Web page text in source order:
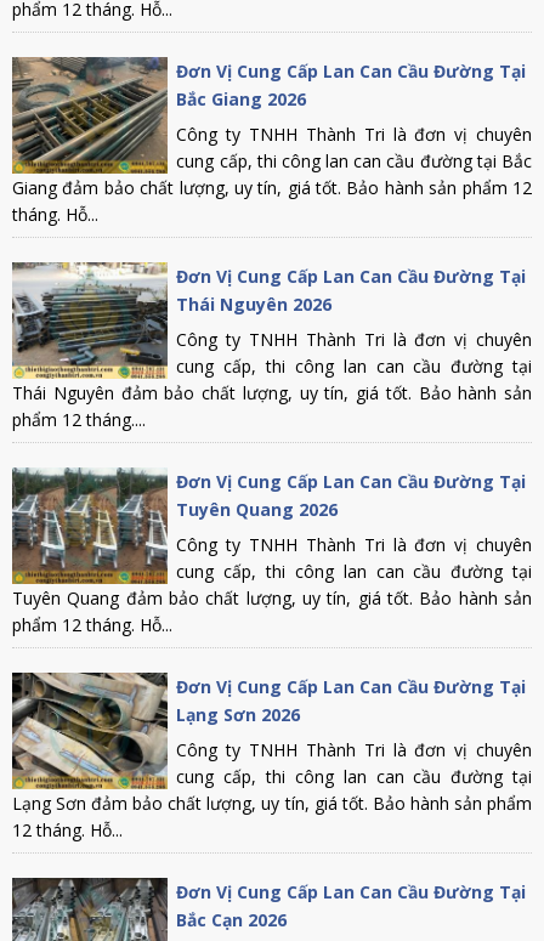
phẩm 12 tháng. Hỗ...
Đơn Vị Cung Cấp Lan Can Cầu Đường Tại
Bắc Giang 2026
Công ty TNHH Thành Tri là đơn vị chuyên
cung cấp, thi công lan can cầu đường tại Bắc
Giang đảm bảo chất lượng, uy tín, giá tốt. Bảo hành sản phẩm 12
tháng. Hỗ...
Đơn Vị Cung Cấp Lan Can Cầu Đường Tại
Thái Nguyên 2026
Công ty TNHH Thành Tri là đơn vị chuyên
cung cấp, thi công lan can cầu đường tại
Thái Nguyên đảm bảo chất lượng, uy tín, giá tốt. Bảo hành sản
phẩm 12 tháng....
Đơn Vị Cung Cấp Lan Can Cầu Đường Tại
Tuyên Quang 2026
Công ty TNHH Thành Tri là đơn vị chuyên
cung cấp, thi công lan can cầu đường tại
Tuyên Quang đảm bảo chất lượng, uy tín, giá tốt. Bảo hành sản
phẩm 12 tháng. Hỗ...
Đơn Vị Cung Cấp Lan Can Cầu Đường Tại
Lạng Sơn 2026
Công ty TNHH Thành Tri là đơn vị chuyên
cung cấp, thi công lan can cầu đường tại
Lạng Sơn đảm bảo chất lượng, uy tín, giá tốt. Bảo hành sản phẩm
12 tháng. Hỗ...
Đơn Vị Cung Cấp Lan Can Cầu Đường Tại
Bắc Cạn 2026